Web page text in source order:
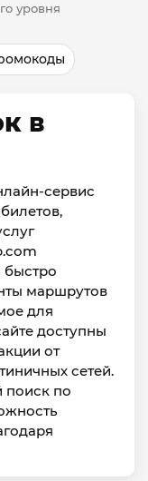
уровня
в
сервис
быстро
маршрутов
для
доступны
от
сетей.
поиск по